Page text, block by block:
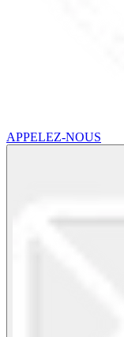
APPELEZ-NOUS